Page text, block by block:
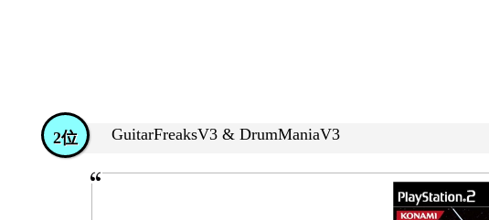
GuitarFreaksV3 & DrumManiaV3
2位